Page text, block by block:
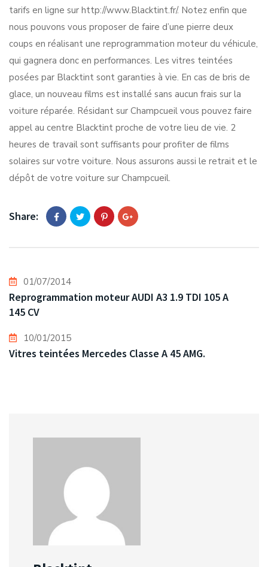
tarifs en ligne sur http://www.Blacktint.fr/. Notez enfin que
nous pouvons vous proposer de faire d’une pierre deux
coups en réalisant une reprogrammation moteur du véhicule,
qui gagnera donc en performances. Les vitres teintées
posées par Blacktint sont garanties à vie. En cas de bris de
glace, un nouveau films est installé sans aucun frais sur la
voiture réparée. Résidant sur Champcueil vous pouvez faire
appel au centre Blacktint proche de votre lieu de vie. 2
heures de travail sont suffisants pour profiter de films
solaires sur votre voiture. Nous assurons aussi le retrait et le
dépôt de votre voiture sur Champcueil.
Share:
01/07/2014
Reprogrammation moteur AUDI A3 1.9 TDI 105 A
145 CV
10/01/2015
Vitres teintées Mercedes Classe A 45 AMG.